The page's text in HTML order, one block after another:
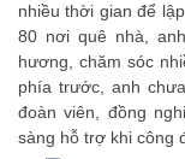
nhiều thời gian để
80 nơi quê nhà,
hương, chăm sóc
phía trước, anh
đoàn viên, đồng
sàng hỗ trợ khi công